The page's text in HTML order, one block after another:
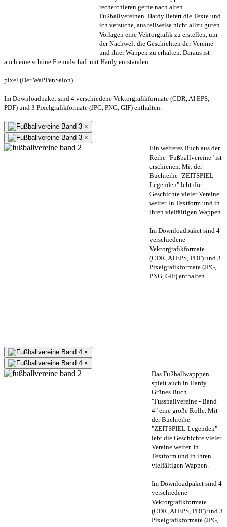
recherchieren gerne nach alten
Fußballvereinen. Hardy liefert die Texte und
ich versuche, aus teilweise nicht allzu guten
Vorlagen eine Vektorgrafik zu erstellen, um
der Nachwelt die Geschichten der Vereine
und ihrer Wappen zu erhalten. Daraus ist
auch eine schöne Freundschaft mit Hardy entstanden.
pixel (Der WaPPenSalon)
Im Downloadpaket sind 4 verschiedene Vektorgrafikformate (CDR, AI EPS,
PDF) und 3 Pixelgrafikformate (JPG, PNG, GIF) enthalten.
×
×
Ein weiteres Buch aus der
Reihe "Fußballvereine" ist
erschienen. Mit der
Buchreihe "ZEITSPIEL-
Legenden" lebt die
Geschichte vieler Vereine
weiter. In Textform und in
ihren vielfältigen Wappen.
Im Downloadpaket sind 4
verschiedene
Vektorgrafikformate
(CDR, AI EPS, PDF) und 3
Pixelgrafikformate (JPG,
PNG, GIF) enthalten.
×
×
Das Fußballwapppen
spielt auch in Hardy
Grünes Buch
"Fussballvereine - Band
4" eine große Rolle. Mit
der Buchreihe
"ZEITSPIEL-Legenden"
lebt die Geschichte vieler
Vereine weiter. In
Textform und in ihren
vielfältigen Wappen.
Im Downloadpaket sind 4
verschiedene
Vektorgrafikformate
(CDR, AI EPS, PDF) und 3
Pixelgrafikformate (JPG,